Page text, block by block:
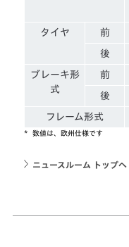
タイヤ 前
後
ブレーキ形
式
前
後
フレーム形式
* 数値は、欧州仕様です
ニュースルーム トップへ